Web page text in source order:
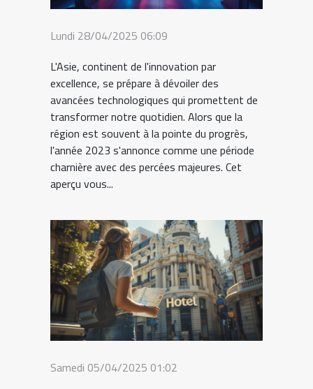
Lundi 28/04/2025 06:09
L'Asie, continent de l'innovation par
excellence, se prépare à dévoiler des
avancées technologiques qui promettent de
transformer notre quotidien. Alors que la
région est souvent à la pointe du progrès,
l'année 2023 s'annonce comme une période
charnière avec des percées majeures. Cet
aperçu vous...
Samedi 05/04/2025 01:02